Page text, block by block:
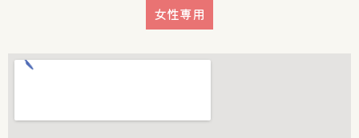
女性専用